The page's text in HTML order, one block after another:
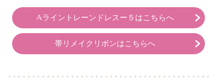
Aライントレーンドレスー５はこちらへ
帯リメイクリボンはこちらへ